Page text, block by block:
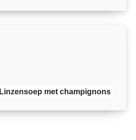
Linzensoep met champignons